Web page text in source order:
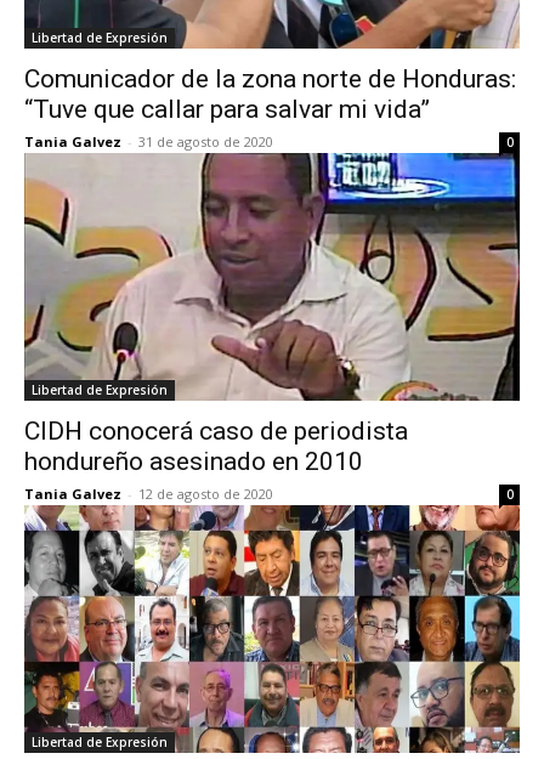
Libertad de Expresión
Comunicador de la zona norte de Honduras:
“Tuve que callar para salvar mi vida”
Tania Galvez - 31 de agosto de 2020 0
Libertad de Expresión
CIDH conocerá caso de periodista
hondureño asesinado en 2010
Tania Galvez - 12 de agosto de 2020 0
Libertad de Expresión